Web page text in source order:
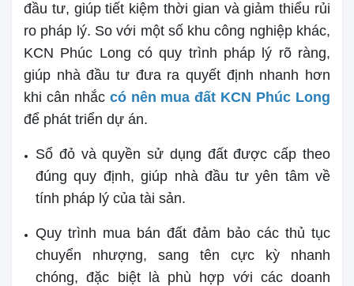
đầu tư, giúp tiết kiệm thời gian và giảm thiểu rủi
ro pháp lý. So với một số khu công nghiệp khác,
KCN Phúc Long có quy trình pháp lý rõ ràng,
giúp nhà đầu tư đưa ra quyết định nhanh hơn
khi cân nhắc có nên mua đất KCN Phúc Long
để phát triển dự án.
Sổ đỏ và quyền sử dụng đất được cấp theo
đúng quy định, giúp nhà đầu tư yên tâm về
tính pháp lý của tài sản.
Quy trình mua bán đất đảm bảo các thủ tục
chuyển nhượng, sang tên cực kỳ nhanh
chóng, đặc biệt là phù hợp với các doanh